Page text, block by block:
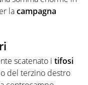
lacampagna
scatenato i tifosi
del terzino destro